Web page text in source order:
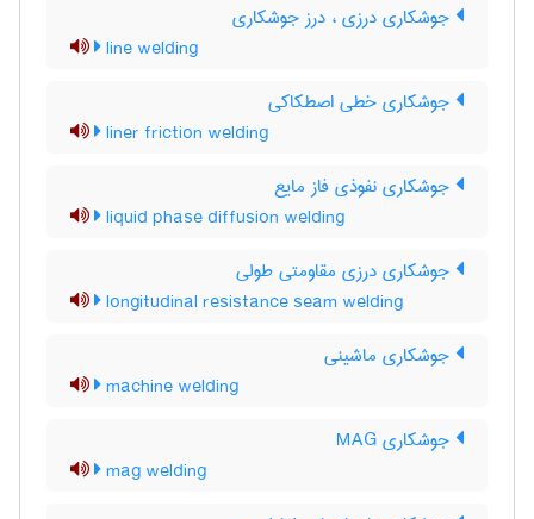
جوشکاری درزی ، درز جوشکاری
line welding
جوشکاری خطی اصطکاکی
liner friction welding
جوشکاری نفوذی فاز مایع
liquid phase diffusion welding
جوشکاری درزی مقاومتی طولی
longitudinal resistance seam welding
جوشکاری ماشینی
machine welding
جوشکاری MAG
mag welding